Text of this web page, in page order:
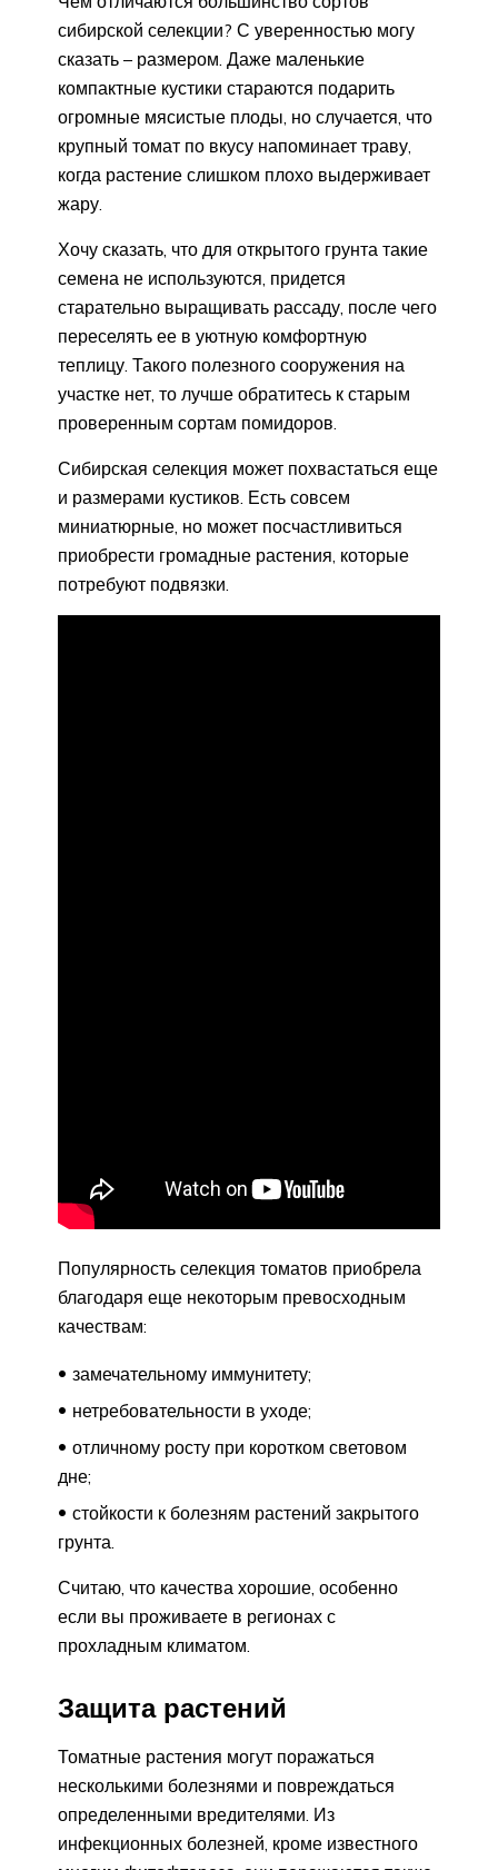
сибирской селекции? С уверенностью могу
сказать – размером. Даже маленькие
компактные кустики стараются подарить
огромные мясистые плоды, но случается, что
крупный томат по вкусу напоминает траву,
когда растение слишком плохо выдерживает
жару.
Хочу сказать, что для открытого грунта такие
семена не используются, придется
старательно выращивать рассаду, после чего
переселять ее в уютную комфортную
теплицу. Такого полезного сооружения на
участке нет, то лучше обратитесь к старым
проверенным сортам помидоров.
Сибирская селекция может похвастаться еще
и размерами кустиков. Есть совсем
миниатюрные, но может посчастливиться
приобрести громадные растения, которые
потребуют подвязки.
Популярность селекция томатов приобрела
благодаря еще некоторым превосходным
качествам:
замечательному иммунитету;
нетребовательности в уходе;
отличному росту при коротком световом
дне;
стойкости к болезням растений закрытого
грунта.
Считаю, что качества хорошие, особенно
если вы проживаете в регионах с
прохладным климатом.
Защита растений
Томатные растения могут поражаться
несколькими болезнями и повреждаться
определенными вредителями. Из
инфекционных болезней, кроме известного